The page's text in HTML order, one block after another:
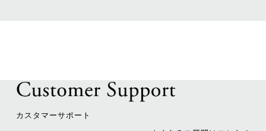
カスタマーサポート